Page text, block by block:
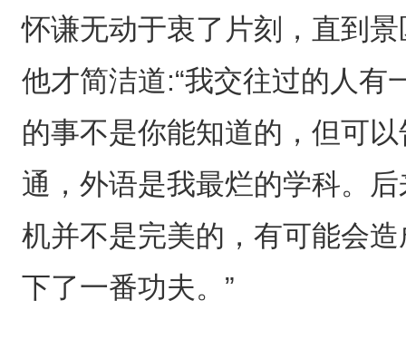
怀谦无动于衷了片刻，直到
他才简洁道:“我交往过的人有
的事不是你能知道的，但可
通，外语是我最烂的学科。
机并不是完美的，有可能会
下了一番功夫。”